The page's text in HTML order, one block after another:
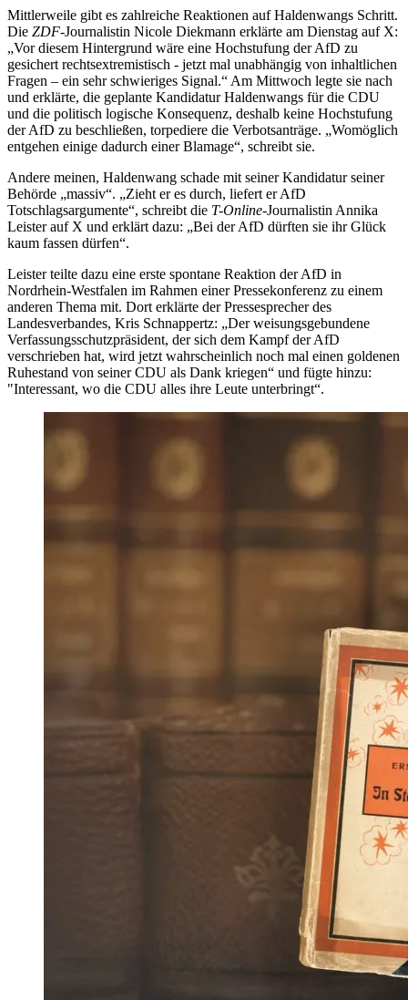
Mittlerweile gibt es zahlreiche Reaktionen auf Haldenwangs Schritt.
Die ZDF-Journalistin Nicole Diekmann erklärte am Dienstag auf X:
„Vor diesem Hintergrund wäre eine Hochstufung der AfD zu
gesichert rechtsextremistisch - jetzt mal unabhängig von inhaltlichen
Fragen – ein sehr schwieriges Signal.“ Am Mittwoch legte sie nach
und erklärte, die geplante Kandidatur Haldenwangs für die CDU
und die politisch logische Konsequenz, deshalb keine Hochstufung
der AfD zu beschließen, torpediere die Verbotsanträge. „Womöglich
entgehen einige dadurch einer Blamage“, schreibt sie.
Andere meinen, Haldenwang schade mit seiner Kandidatur seiner
Behörde „massiv“. „Zieht er es durch, liefert er AfD
Totschlagsargumente“, schreibt die T-Online-Journalistin Annika
Leister auf X und erklärt dazu: „Bei der AfD dürften sie ihr Glück
kaum fassen dürfen“.
Leister teilte dazu eine erste spontane Reaktion der AfD in
Nordrhein-Westfalen im Rahmen einer Pressekonferenz zu einem
anderen Thema mit. Dort erklärte der Pressesprecher des
Landesverbandes, Kris Schnappertz: „Der weisungsgebundene
Verfassungsschutzpräsident, der sich dem Kampf der AfD
verschrieben hat, wird jetzt wahrscheinlich noch mal einen goldenen
Ruhestand von seiner CDU als Dank kriegen“ und fügte hinzu:
"Interessant, wo die CDU alles ihre Leute unterbringt“.